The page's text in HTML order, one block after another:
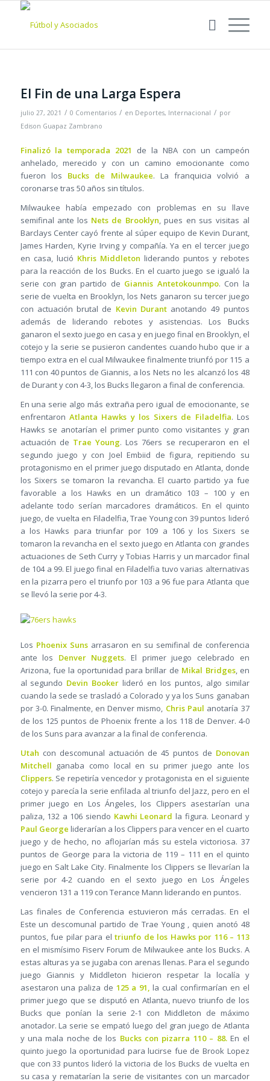
El Fin de una Larga Espera
julio 27, 2021 / 0 Comentarios / en Deportes, Internacional / por
Edison Guapaz Zambrano
Finalizó la temporada 2021 de la NBA con un campeón
anhelado, merecido y con un camino emocionante como
fueron los Bucks de Milwaukee. La franquicia volvió a
coronarse tras 50 años sin títulos.
Milwaukee había empezado con problemas en su llave
semifinal ante los Nets de Brooklyn, pues en sus visitas al
Barclays Center cayó frente al súper equipo de Kevin Durant,
James Harden, Kyrie Irving y compañía. Ya en el tercer juego
en casa, lució Khris Middleton liderando puntos y rebotes
para la reacción de los Bucks. En el cuarto juego se igualó la
serie con gran partido de Giannis Antetokounmpo. Con la
serie de vuelta en Brooklyn, los Nets ganaron su tercer juego
con actuación brutal de Kevin Durantanotando 49 puntos
además de liderando rebotes y asistencias. Los Bucks
ganaron el sexto juego en casa y en juego final en Brooklyn, el
cotejo y la serie se pusieron candentes cuando hubo que ir a
tiempo extra en el cual Milwaukee finalmente triunfó por 115 a
111 con 40 puntos de Giannis, a los Nets no les alcanzó los 48
de Durant y con 4-3, los Bucks llegaron a final de conferencia.
En una serie algo más extraña pero igual de emocionante, se
enfrentaron Atlanta Hawks y los Sixers de Filadelfia. Los
Hawks se anotarían el primer punto como visitantes y gran
actuación de Trae Young. Los 76ers se recuperaron en el
segundo juego y con Joel Embiid de figura, repitiendo su
protagonismo en el primer juego disputado en Atlanta, donde
los Sixers se tomaron la revancha. El cuarto partido ya fue
favorable a los Hawks en un dramático 103 – 100 y en
adelante todo serían marcadores dramáticos. En el quinto
juego, de vuelta en Filadelfia, Trae Young con 39 puntos lideró
a los Hawks para triunfar por 109 a 106 y los Sixers se
tomaron la revancha en el sexto juego en Atlanta con grandes
actuaciones de Seth Curry y Tobias Harris y un marcador final
de 104 a 99. El juego final en Filadelfia tuvo varias alternativas
en la pizarra pero el triunfo por 103 a 96 fue para Atlanta que
se llevó la serie por 4-3.
Los Phoenix Sunsarrasaron en su semifinal de conferencia
ante los Denver Nuggets. El primer juego celebrado en
Arizona, fue la oportunidad para brillar de Mikal Bridges, en
al segundo Devin Bookerlideró en los puntos, algo similar
cuando la sede se trasladó a Colorado y ya los Suns ganaban
por 3-0. Finalmente, en Denver mismo, Chris Paul anotaría 37
de los 125 puntos de Phoenix frente a los 118 de Denver. 4-0
de los Suns para avanzar a la final de conferencia.
Utah con descomunal actuación de 45 puntos de Donovan
Mitchell ganaba como local en su primer juego ante los
Clippers. Se repetiría vencedor y protagonista en el siguiente
cotejo y parecía la serie enfilada al triunfo del Jazz, pero en el
primer juego en Los Ángeles, los Clippers asestarían una
paliza, 132 a 106 siendo Kawhi Leonard la figura. Leonard y
Paul George liderarían a los Clippers para vencer en el cuarto
juego y de hecho, no aflojarían más su estela victoriosa. 37
puntos de George para la victoria de 119 – 111 en el quinto
juego en Salt Lake City. Finalmente los Clippers se llevarían la
serie por 4-2 cuando en el sexto juego en Los Ángeles
vencieron 131 a 119 con Terance Mann liderando en puntos.
Las finales de Conferencia estuvieron más cerradas. En el
Este un descomunal partido de Trae Young , quien anotó 48
puntos, fue pilar para el triunfo de los Hawks por 116 – 113
en el mismísimo Fiserv Forum de Milwaukee ante los Bucks. A
estas alturas ya se jugaba con arenas llenas. Para el segundo
juego Giannis y Middleton hicieron respetar la localía y
asestaron una paliza de 125 a 91, la cual confirmarían en el
primer juego que se disputó en Atlanta, nuevo triunfo de los
Bucks que ponían la serie 2-1 con Middleton de máximo
anotador. La serie se empató luego del gran juego de Atlanta
y una mala noche de los Bucks con pizarra 110 – 88.En el
quinto juego la oportunidad para lucirse fue de Brook Lopez
que con 33 puntos lideró la victoria de los Bucks de vuelta en
su casa y rematarían la serie de visitantes con un marcador